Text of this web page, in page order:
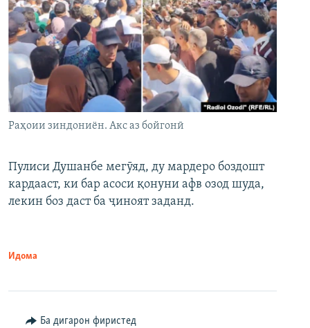
Раҳоии зиндониён. Акс аз бойгонӣ
Пулиси Душанбе мегӯяд, ду мардеро боздошт
кардааст, ки бар асоси қонуни афв озод шуда,
лекин боз даст ба ҷиноят заданд.
Идома
Ба дигарон фиристед